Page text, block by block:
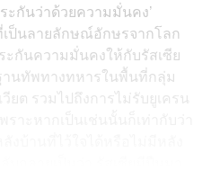
ะกันว่าด้วยความมั่นคง’
เป็นลายลักษณ์อักษรจากโลก
ะกันความมั่นคงให้กับรัสเซีย
านทัพทางทหารในพื้นที่กลุ่ม
ยต รวมไปถึงการไม่รับยูเครน